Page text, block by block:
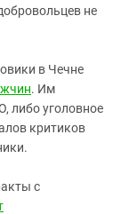
не
в Чечне
. Им
либо уголовное
критиков
с